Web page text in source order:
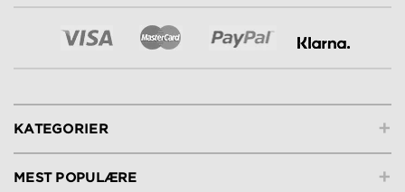
+
KATEGORIER
+
MEST POPULÆRE